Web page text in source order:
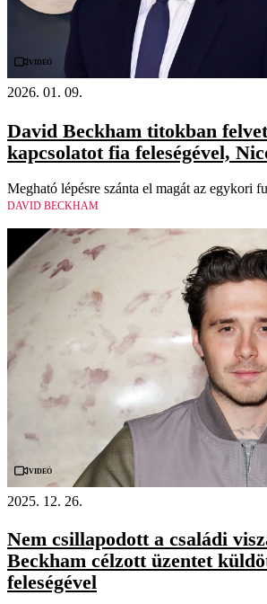
Videó
2026. 01. 09.
David Beckham titokban
kapcsolatot fia feleségével,
Megható lépésre szánta el magát az egykori
DAVID BECKHAM
Videó
2025. 12. 26.
Nem csillapodott a családi
Beckham célzott üzentet
feleségével